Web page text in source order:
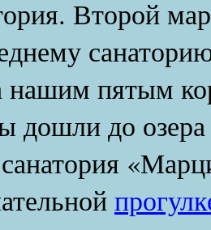
Второй
нашим пятым
дошли до